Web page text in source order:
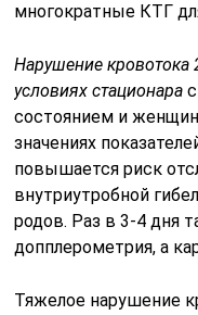
многократные КТГ
Нарушение кровотока
условиях стационара
состоянием и
значениях
повышается риск
внутриутробной
родов. Раз в 3-4 дня
допплерометрия, а
Тяжелое нарушение